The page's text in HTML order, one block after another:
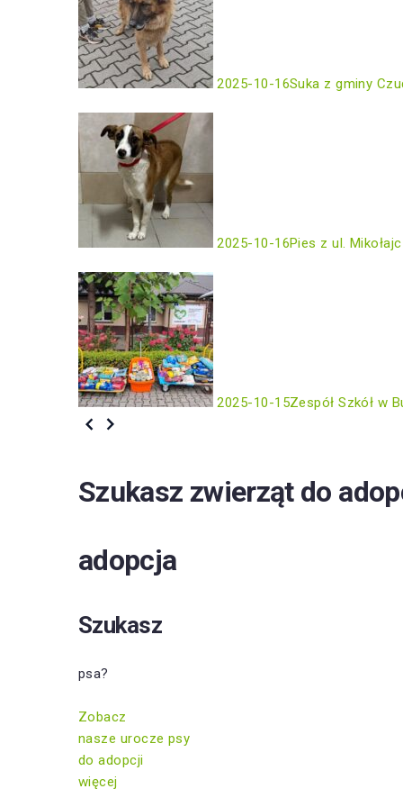
2025-10-16Suka z gminy
2025-10-16Pies z ul.
2025-10-15Zespół Szkół w
Szukasz zwierząt do
adopcja
Szukasz
psa?
Zobacz
nasze urocze psy
do adopcji
więcej